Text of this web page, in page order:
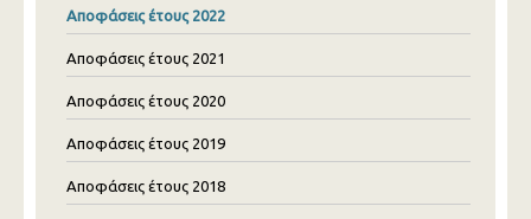
Αποφάσεις έτους 2022
Αποφάσεις έτους 2021
Αποφάσεις έτους 2020
Αποφάσεις έτους 2019
Αποφάσεις έτους 2018